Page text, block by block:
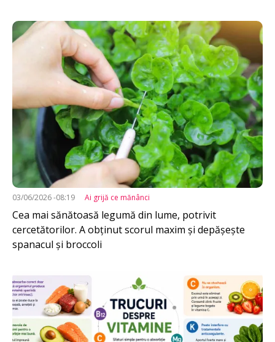
Imagine
03/06/2026 -08:19 Ai grijă ce mănânci
Cea mai sănătoasă legumă din lume, potrivit
cercetătorilor. A obținut scorul maxim și depășește
spanacul și broccoli
Imagine